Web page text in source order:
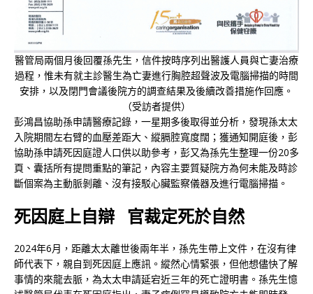
醫管局兩個月後回覆孫先生，信件按時序列出醫護人員與亡妻治療
過程，惟未有就主診醫生為亡妻進行胸腔超聲波及電腦掃描的時間
安排，以及閉門會議後院方的調查結果及後續改善措施作回應。
（受訪者提供）
彭鴻昌協助孫申請醫療記錄，一星期多後取得並分析，發現孫太太
入院期間左右臂的血壓差距大、縱膈腔寬度闊；獲通知開庭後，彭
協助孫申請死因庭證人口供以助參考，彭又為孫先生整理一份20多
頁、囊括所有提問重點的筆記，內容主要質疑院方為何未能及時診
斷個案為主動脈剝離、沒有接駁心臟監察儀器及進行電腦掃描。
死因庭上自辯 官裁定死於自然
2024年6月，距離太太離世後兩年半，孫先生帶上文件，在沒有律
師代表下，親自到死因庭上應訊。縱然心情緊張，但他想儘快了解
事情的來龍去脈，為太太申請延宕近三年的死亡證明書。孫先生憶